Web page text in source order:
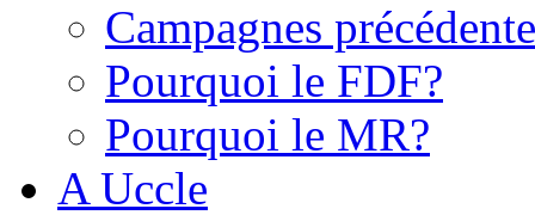
Campagnes
Pourquoi le FDF?
Pourquoi le MR?
A Uccle